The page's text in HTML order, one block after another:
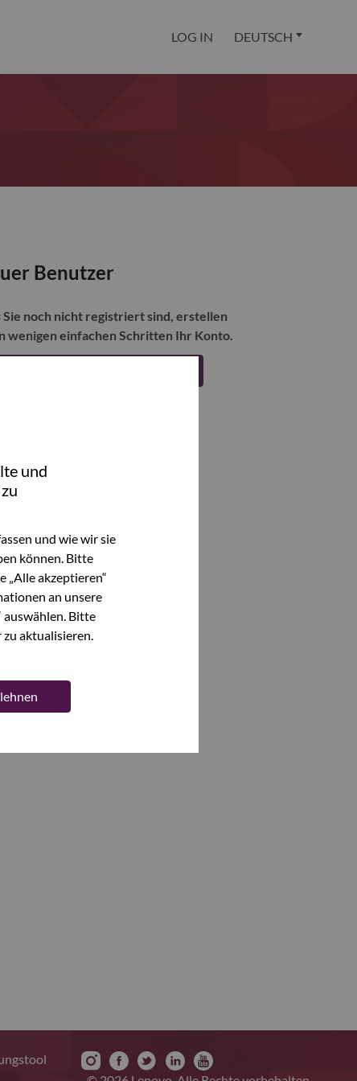
und
und wie wir sie
können. Bitte
„Alle akzeptieren“
an unsere
auswählen. Bitte
aktualisieren.
LOG IN DEUTSCH
Benutzer
Sie noch nicht registriert sind, erstellen
wenigen einfachen Schritten Ihr Konto.